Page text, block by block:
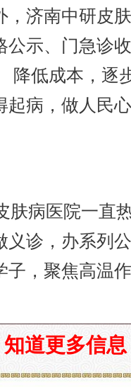
，济南中研皮
公示、门急诊
降低成本，逐
起病，做人民
病医院一直
义诊，办系列
子，聚焦高温
扁平疣这种皮
疣是一种由人
道更多信息